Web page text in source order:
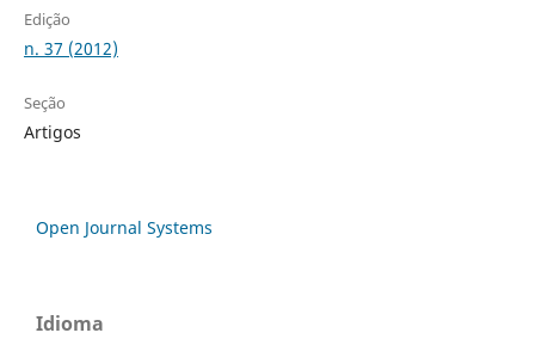
Edição
n. 37 (2012)
Seção
Artigos
Open Journal Systems
Idioma